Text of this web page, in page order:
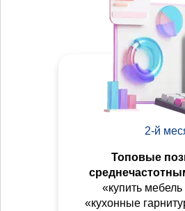
2-й
Топовые
«купить
«кухонные